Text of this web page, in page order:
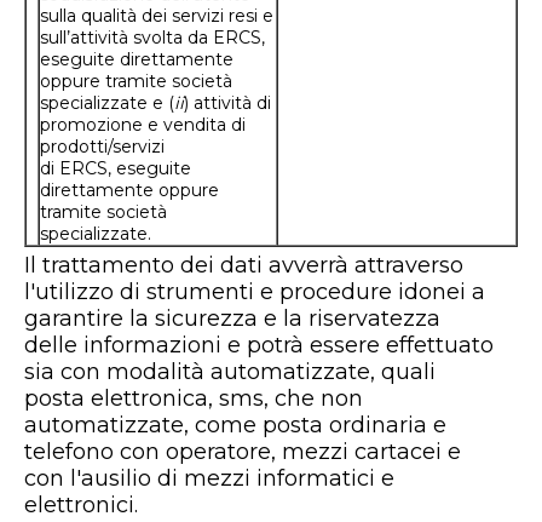
sulla qualità dei servizi resi e
sull’attività svolta da ERCS,
eseguite direttamente
oppure tramite società
specializzate e (ii) attività di
promozione e vendita di
prodotti/servizi
di ERCS, eseguite
direttamente oppure
tramite società
specializzate.
Il trattamento dei dati avverrà attraverso
l'utilizzo di strumenti e procedure idonei a
garantire la sicurezza e la riservatezza
delle informazioni e potrà essere effettuato
sia con modalità automatizzate, quali
posta elettronica, sms, che non
automatizzate, come posta ordinaria e
telefono con operatore, mezzi cartacei e
con l'ausilio di mezzi informatici e
elettronici.